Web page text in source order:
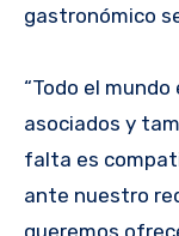
gastronómico
“Todo el
asociados y
falta es
ante nuestro
queremos